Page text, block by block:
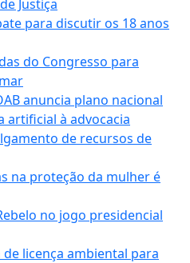
Justiça
para discutir os 18 anos
do Congresso para
anuncia plano nacional
artificial à advocacia
de recursos de
na proteção da mulher é
no jogo presidencial
licença ambiental para